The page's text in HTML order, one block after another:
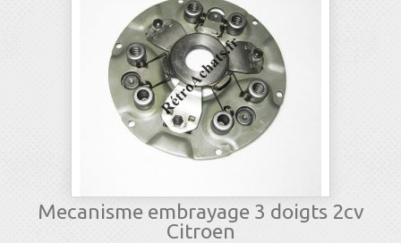
Mecanisme embrayage 3 doigts 2cv
Citroen